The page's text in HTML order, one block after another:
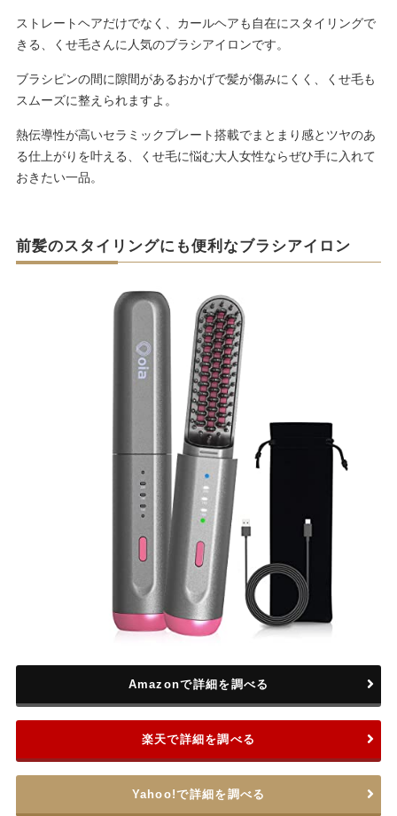
ストレートヘアだけでなく、カールヘアも自在にスタイリングで
きる、くせ毛さんに人気のブラシアイロンです。
ブラシピンの間に隙間があるおかげで髪が傷みにくく、くせ毛も
スムーズに整えられますよ。
熱伝導性が高いセラミックプレート搭載でまとまり感とツヤのあ
る仕上がりを叶える、くせ毛に悩む大人女性ならぜひ手に入れて
おきたい一品。
前髪のスタイリングにも便利なブラシアイロン
Amazonで詳細を調べる
楽天で詳細を調べる
Yahoo!で詳細を調べる